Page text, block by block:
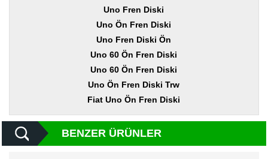
Ampül
Çeşitleri
Uno Fren Diski
Uno Ön Fren Diski
Uno Fren Diski Ön
Uno 60 Ön Fren Diski
Uno 60 Ön Fren Diski
Uno Ön Fren Diski Trw
Fiat Uno Ön Fren Diski
BENZER ÜRÜNLER